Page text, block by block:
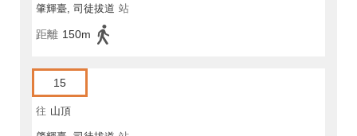
肇輝臺, 司徒拔道 站
距離 150m
15
往 山頂